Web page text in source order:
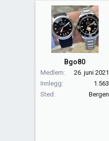
Bgo80
Medlem
26. juni 2021
Innlegg
1.563
Sted
Bergen